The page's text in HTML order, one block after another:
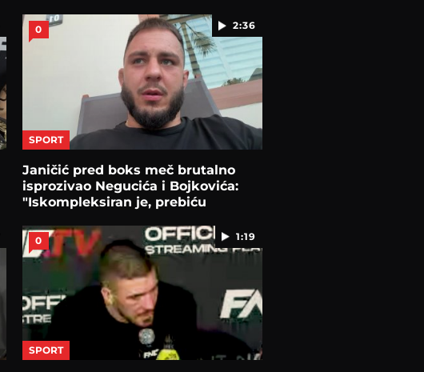
2:36
0
SPORT
Janičić pred boks meč brutalno
isprozivao Negucića i Bojkovića:
"Iskompleksiran je, prebiću
1:19
0
SPORT